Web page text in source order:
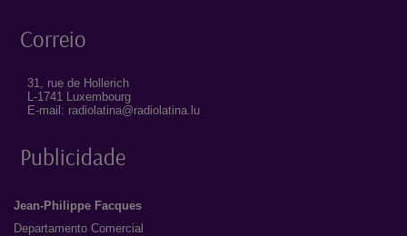
Correio
31, rue de Hollerich
L-1741 Luxembourg
E-mail: radiolatina@radiolatina.lu
Publicidade
Jean-Philippe Facques
Departamento Comercial